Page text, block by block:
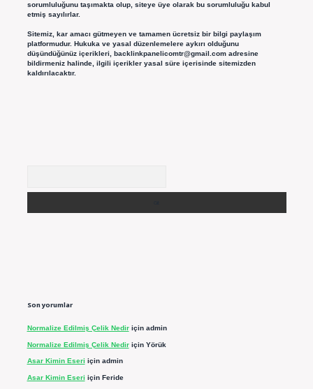
sorumluluğunu taşımakta olup, siteye üye olarak bu sorumluluğu kabul
etmiş sayılırlar.
Sitemiz, kar amacı gütmeyen ve tamamen ücretsiz bir bilgi paylaşım
platformudur. Hukuka ve yasal düzenlemelere aykırı olduğunu
düşündüğünüz içerikleri, backlinkpanelicomtr@gmail.comadresine
bildirmeniz halinde, ilgili içerikler yasal süre içerisinde sitemizden
kaldırılacaktır.
Son yorumlar
Normalize Edilmiş Çelik Nediriçin admin
Normalize Edilmiş Çelik Nediriçin Yörük
Asar Kimin Eseri için admin
Asar Kimin Eseri için Feride